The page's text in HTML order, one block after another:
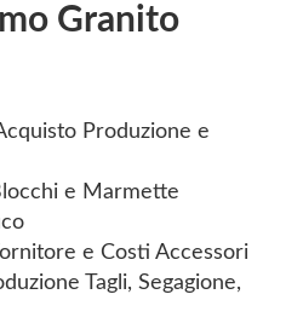
Granito
Produzione e
e Marmette
e Costi Accessori
Tagli, Segagione,